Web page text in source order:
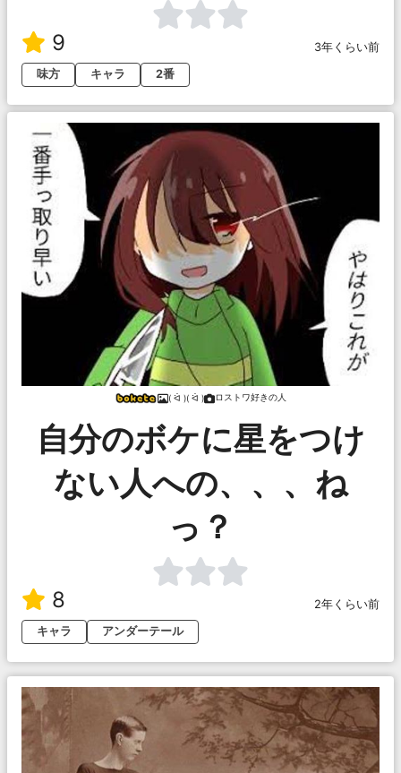
9
3年くらい前
味方
キャラ 2番
( ᐛ )( ᐛ ) ロストワ好きの人
自分のボケに星をつけ
ない人への、、、ね
っ？
8
2年くらい前
キャラ
アンダーテール